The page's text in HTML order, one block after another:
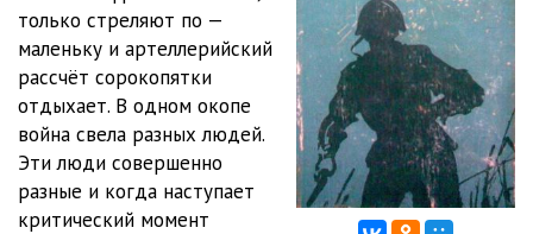
10 Третья ракета 16:43
11 Третья ракета 17:32
12 Третья ракета 20:03
13 Третья ракета 10:24
14 Третья ракета
только стреляют по —
маленьку и артеллерийский
рассчёт сорокопятки
отдыхает. В одном окопе
война свела разных людей.
Эти люди совершенно
разные и когда наступает
критический момент